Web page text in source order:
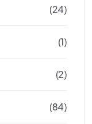
(24)
(1)
(2)
(84)